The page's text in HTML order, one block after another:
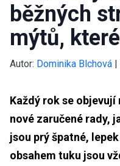
běžných
mýtů,
Autor: Dominika Blchová |
Každý rok se objevují
nové zaručené rady,
jsou prý špatné,
obsahem tuku jsou